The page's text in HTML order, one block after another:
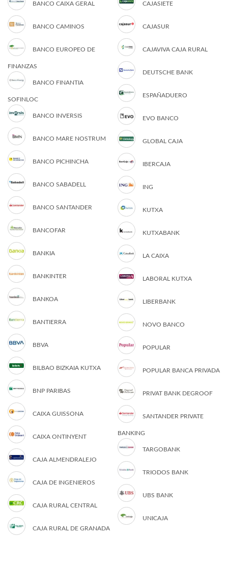
BANCO CAIXA GERAL
BANCO CAMINOS
BANCO EUROPEO DE
FINANZAS
BANCO FINANTIA
SOFINLOC
BANCO INVERSIS
BANCO MARE NOSTRUM
BANCO PICHINCHA
BANCO SABADELL
BANCO SANTANDER
BANCOFAR
BANKIA
BANKINTER
BANKOA
BANTIERRA
BBVA
BILBAO BIZKAIA KUTXA
BNP PARIBAS
CAIXA GUISSONA
CAIXA ONTINYENT
CAJA ALMENDRALEJO
CAJA DE INGENIEROS
CAJA RURAL CENTRAL
CAJA RURAL DE GRANADA
CAJASIETE
CAJASUR
CAJAVIVA CAJA RURAL
DEUTSCHE BANK
ESPAÑADUERO
EVO BANCO
GLOBAL CAJA
IBERCAJA
ING
KUTXA
KUTXABANK
LA CAIXA
LABORAL KUTXA
LIBERBANK
NOVO BANCO
POPULAR
POPULAR BANCA PRIVADA
PRIVAT BANK DEGROOF
SANTANDER PRIVATE
BANKING
TARGOBANK
TRIODOS BANK
UBS BANK
UNICAJA